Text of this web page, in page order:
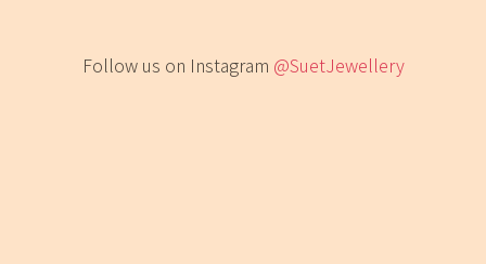
Follow us on Instagram @SuetJewellery